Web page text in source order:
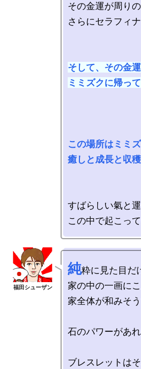
その金運が周り
さらにセラフィ
そして、その金
ミミズクに帰っ
この場所はミミ
癒しと成長と収穫
すばらしい氣と運
純粋に見た目だ
家の中の一画に
家全体が和みそ
石のパワーがあ
ブレスレットは